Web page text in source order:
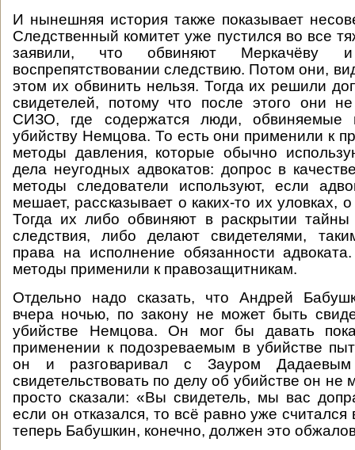
И нынешняя история также показывает
Следственный комитет уже пустился во все
заявили, что обвиняют Меркачёву
воспрепятствовании следствию. Потом они,
этом их обвинить нельзя. Тогда их решили
свидетелей, потому что после этого они
СИЗО, где содержатся люди, обвиняемые
убийству Немцова. То есть они применили к
методы давления, которые обычно
дела неугодных адвокатов: допрос в
методы следователи используют, если
мешает, рассказывает о каких-то их уловках,
Тогда их либо обвиняют в раскрытии тайны
следствия, либо делают свидетелями,
права на исполнение обязанности
методы применили к правозащитникам.
Отдельно надо сказать, что Андрей
вчера ночью, по закону не может быть
убийстве Немцова. Он мог бы давать
применении к подозреваемым в убийстве
он и разговаривал с Зауром
свидетельствовать по делу об убийстве он
просто сказали: «Вы свидетель, мы вас
если он отказался, то всё равно уже
теперь Бабушкин, конечно, должен это